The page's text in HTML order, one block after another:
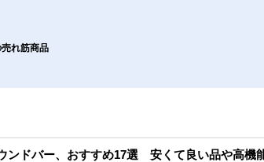
れ筋商品
ンドバー、おすすめ17選 安くて良い品や高機